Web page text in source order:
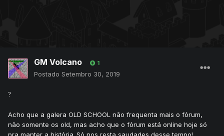
GM Volcano 1
Postado Setembro 30, 2019
?
Acho que a galera OLD SCHOOL não frequenta mais o fórum,
não somente os old, mas acho que o fórum está online hoje só